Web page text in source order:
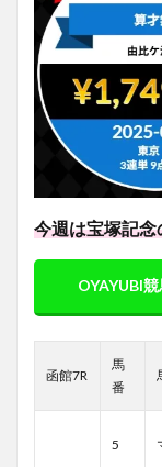
今週は宝塚記
OYAYUBI
函館7R
馬
番
5